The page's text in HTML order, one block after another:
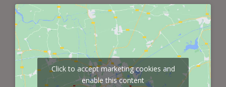
Click to accept marketing cookies and
enable this content